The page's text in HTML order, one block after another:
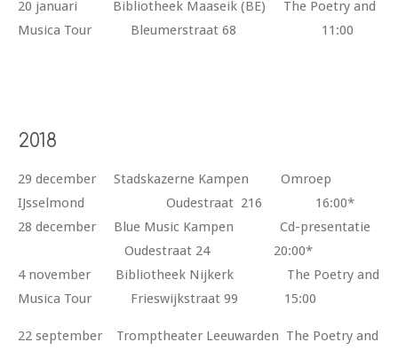
20 januari Bibliotheek Maaseik (BE) The Poetry and
Musica Tour Bleumerstraat 68 11:00
2018
29 december Stadskazerne Kampen Omroep
IJsselmond Oudestraat 216 16:00*
28 december Blue Music Kampen Cd-presentatie
Oudestraat 24 20:00*
4 november Bibliotheek Nijkerk The Poetry and
Musica Tour Frieswijkstraat 99 15:00
22 september Tromptheater Leeuwarden The Poetry and